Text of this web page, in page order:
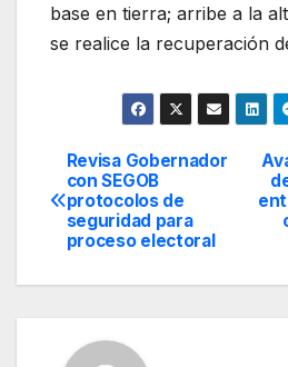
base en tierra; arribe a la
se realice la recuperación
Navegación
de
entradas
Revisa Gobernador
con SEGOB
protocolos de
seguridad para
proceso electoral